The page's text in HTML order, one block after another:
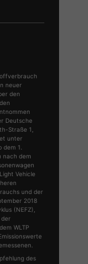
neuer
den
Deutsche
Straße 1,
unter
1.
nach dem
Vehicle
und der
2018
(NEFZ),
WLTP
des